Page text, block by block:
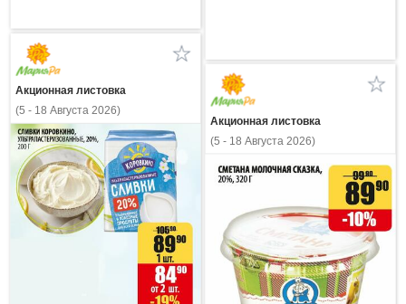
Акционная листовка
(5 - 18 Августа 2026)
Акционная листовка
(5 - 18 Августа 2026)